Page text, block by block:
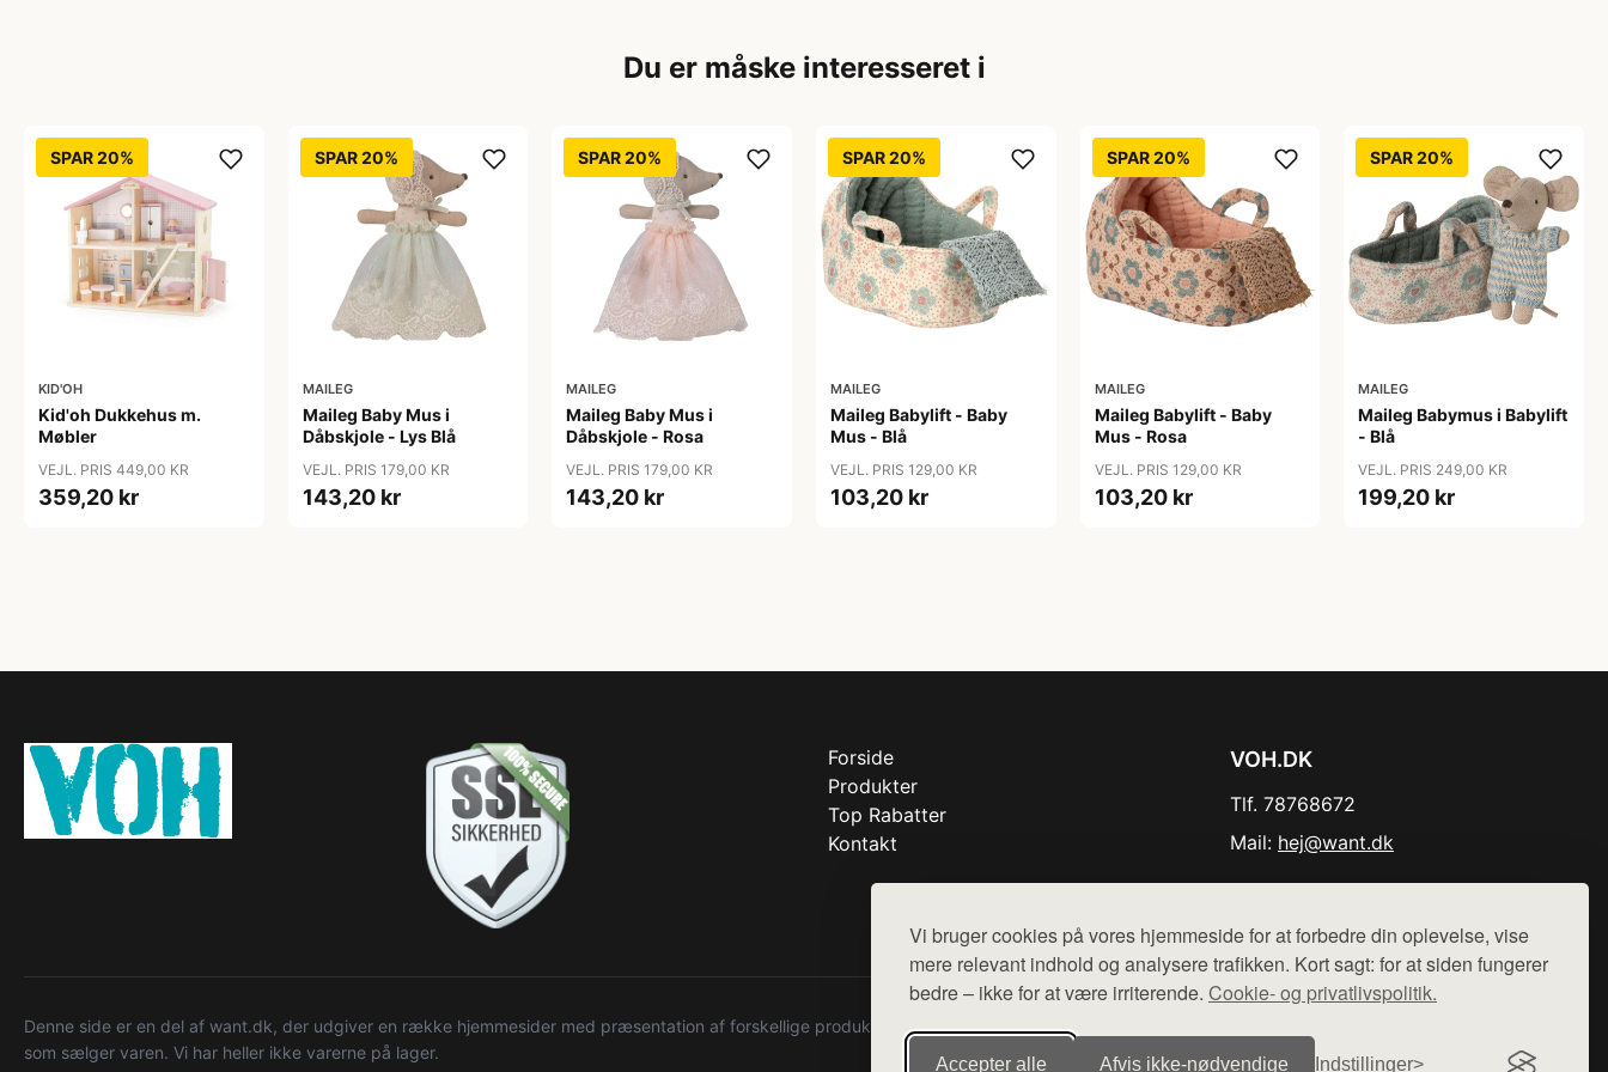
Vi bruger cookies på vores hjemmeside for at forbedre din oplevelse, vise
mere relevant indhold og analysere trafikken. Kort sagt: for at siden fungerer
bedre – ikke for at være irriterende. Cookie- og privatlivspolitik.
Accepter alle Afvis ikke‑nødvendige Indstillinger
Du er måske interesseret i
SPAR 20%
KID'OH
Kid'oh Dukkehus m.
Møbler
VEJL. PRIS 449,00 KR
359,20 kr
SPAR 20%
MAILEG
Maileg Baby Mus i
Dåbskjole - Lys Blå
VEJL. PRIS 179,00 KR
143,20 kr
SPAR 20%
MAILEG
Maileg Baby Mus i
Dåbskjole - Rosa
VEJL. PRIS 179,00 KR
143,20 kr
SPAR 20%
MAILEG
Maileg Babylift - Baby
Mus - Blå
VEJL. PRIS 129,00 KR
103,20 kr
SPAR 20%
MAILEG
Maileg Babylift - Baby
Mus - Rosa
VEJL. PRIS 129,00 KR
103,20 kr
SPAR 20%
MAILEG
Maileg Babymus i Babylift
- Blå
VEJL. PRIS 249,00 KR
199,20 kr
Forside
Produkter
Top Rabatter
Kontakt
VOH.DK
Tlf. 78768672
Mail: hej@want.dk
Denne side er en del af want.dk, der udgiver en række hjemmesider med præsentation af forskellige produkter fra diverse webshops. Der sælges ikke varer fra denne side - vi henviser til de shops,
som sælger varen. Vi har heller ikke varerne på lager.